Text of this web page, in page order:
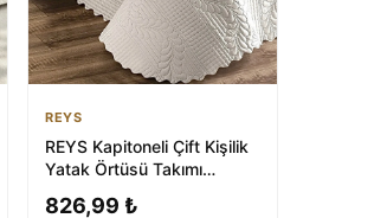
REYS
REYS Kapitoneli Çift Kişilik
Yatak Örtüsü Takımı
230x250 50x70 2 Adet
826,99 ₺